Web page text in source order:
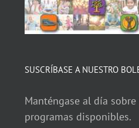
SUSCRÍBASE A NUESTRO
Manténgase al día
programas disponibles.